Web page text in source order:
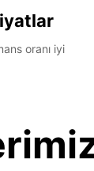
oranı iyi